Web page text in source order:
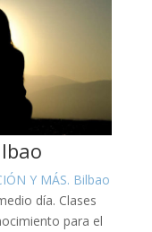
Y MÁS. Bilbao
día. Clases
para el